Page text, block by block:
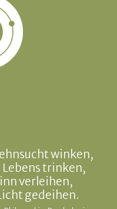
winken,
Lebens trinken,
verleihen,
gedeihen.